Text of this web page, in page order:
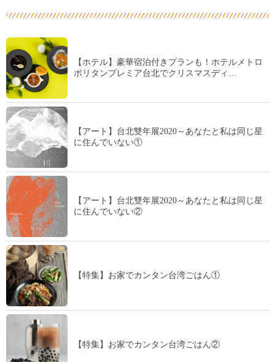
【ホテル】豪華宿泊付きプランも！ホテルメトロ
ポリタンプレミア台北でクリスマスディ…
【アート】台北雙年展2020～あなたと私は同じ星
に住んでいない①
【アート】台北雙年展2020～あなたと私は同じ星
に住んでいない②
【特集】お家でカンタン台湾ごはん①
【特集】お家でカンタン台湾ごはん②